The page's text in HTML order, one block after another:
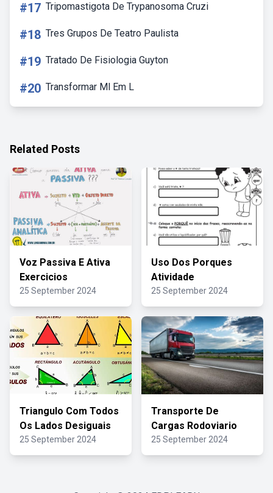
#17 Tripomastigota De Trypanosoma Cruzi
#18 Tres Grupos De Teatro Paulista
#19 Tratado De Fisiologia Guyton
#20 Transformar Ml Em L
Related Posts
Voz Passiva E Ativa
Exercicios
25 September 2024
Uso Dos Porques
Atividade
25 September 2024
Triangulo Com Todos
Os Lados Desiguais
25 September 2024
Transporte De
Cargas Rodoviario
25 September 2024